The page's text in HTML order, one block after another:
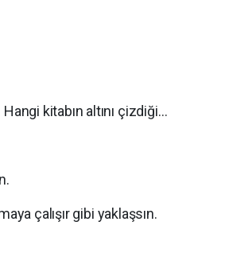
kitabın altını çizdiği…
çalışır gibi yaklaşsın.